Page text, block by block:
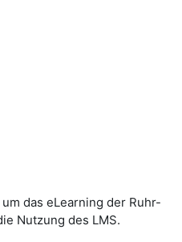
das eLearning der Ruhr-
Nutzung des LMS.